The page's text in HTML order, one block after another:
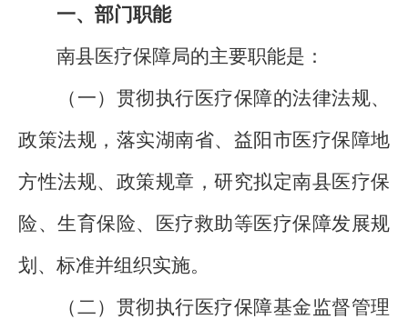
一、部门职能
南县医疗保障局的主要职能是：
（一）贯彻执行医疗保障的法律法规、
政策法规，落实湖南省、益阳市医疗保障地
方性法规、政策规章，研究拟定南县医疗保
险、生育保险、医疗救助等医疗保障发展规
划、标准并组织实施。
（二）贯彻执行医疗保障基金监督管理